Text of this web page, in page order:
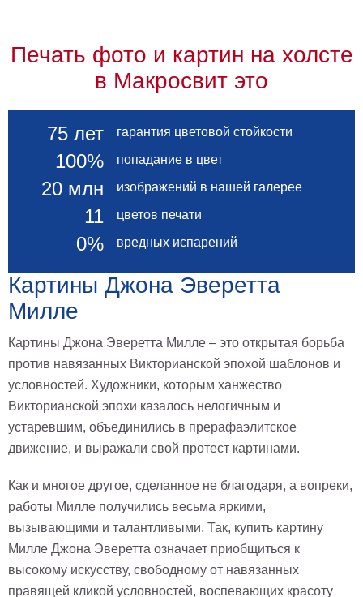
Печать фото и картин на холсте
в Макросвит это
75 лет гарантия цветовой стойкости
100% попадание в цвет
20 млн изображений в нашей галерее
11 цветов печати
0% вредных испарений
Картины Джона Эверетта
Милле
Картины Джона Эверетта Милле – это открытая борьба
против навязанных Викторианской эпохой шаблонов и
условностей. Художники, которым ханжество
Викторианской эпохи казалось нелогичным и
устаревшим, объединились в прерафаэлитское
движение, и выражали свой протест картинами.
Как и многое другое, сделанное не благодаря, а вопреки,
работы Милле получились весьма яркими,
вызывающими и талантливыми. Так, купить картину
Милле Джона Эверетта означает приобщиться к
высокому искусству, свободному от навязанных
правящей кликой условностей, воспевающих красоту